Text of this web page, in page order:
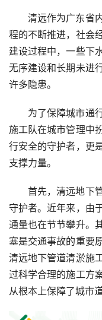
清远作为广东省
程的不断推进，社会
建设过程中，一些下水
无序建设和长期未进
许多隐患。
为了保障城市通
施工队在城市管理中
行安全的守护者，更
支撑力量。
首先，清远地下
守护者。近年来，由
通量也在节节攀升。
塞是交通事故的重要
清远地下管道清淤施
过科学合理的施工方
从根本上保障了城市